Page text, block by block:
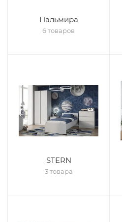
Пальмира
6 товаров
STERN
3 товара